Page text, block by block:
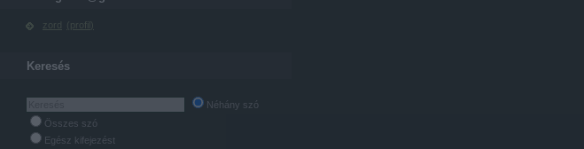
zord ( profil )
Keresés
Néhány szó
Összes szó
Egész kifejezést